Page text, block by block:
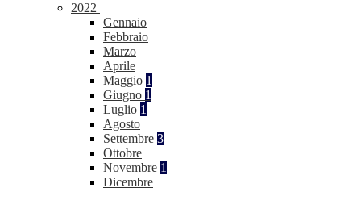
2022
Gennaio
Febbraio
Marzo
Aprile
Maggio 1
Giugno 1
Luglio 1
Agosto
Settembre 3
Ottobre
Novembre 1
Dicembre